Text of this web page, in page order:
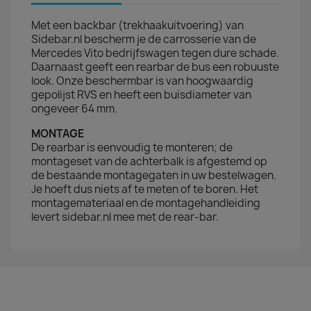
Met een backbar (trekhaakuitvoering) van
Sidebar.nl bescherm je de carrosserie van de
Mercedes Vito bedrijfswagen tegen dure schade.
Daarnaast geeft een rearbar de bus een robuuste
look. Onze beschermbar is van hoogwaardig
gepolijst RVS en heeft een buisdiameter van
ongeveer 64 mm.
MONTAGE
De rearbar is eenvoudig te monteren; de
montageset van de achterbalk is afgestemd op
de bestaande montagegaten in uw bestelwagen.
Je hoeft dus niets af te meten of te boren. Het
montagemateriaal en de montagehandleiding
levert sidebar.nl mee met de rear-bar.